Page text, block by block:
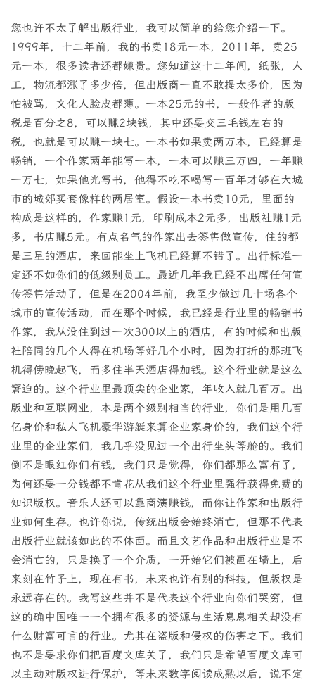
您也许不太了解出版行业，我可以简单的给您介绍一下。
1999年，十二年前，我的书卖18元一本，2011年，卖25
元一本，很多读者还都嫌贵。您知道这十二年间，纸张，人
工，物流都涨了多少倍，但出版商一直不敢提太多价，因为
怕被骂，文化人脸皮都薄。一本25元的书，一般作者的版
税是百分之8，可以赚2块钱，其中还要交三毛钱左右的
税，也就是可以赚一块七。一本书如果卖两万本，已经算是
畅销，一个作家两年能写一本，一本可以赚三万四，一年赚
一万七，如果他光写书，他得不吃不喝写一百年才够在大城
市的城郊买套像样的两居室。假设一本书卖10元，里面的
构成是这样的，作家赚1元，印刷成本2元多，出版社赚1元
多，书店赚5元。有点名气的作家出去签售做宣传，住的都
是三星的酒店，来回能坐上飞机已经算不错了。出行标准一
定还不如你们的低级别员工。最近几年我已经不出席任何宣
传签售活动了，但是在2004年前，我至少做过几十场各个
城市的宣传活动，而在那个时候，我已经是行业里的畅销书
作家，我从没住到过一次300以上的酒店，有的时候和出版
社陪同的几个人得在机场等好几个小时，因为打折的那班飞
机得傍晚起飞，而多住半天酒店得加钱。这个行业就是这么
窘迫的。这个行业里最顶尖的企业家，年收入就几百万。出
版业和互联网业，本是两个级别相当的行业，你们是用几百
亿身价和私人飞机豪华游艇来算企业家身价的，我们这个行
业里的企业家们，我几乎没见过一个出行坐头等舱的。我们
倒不是眼红你们有钱，我们只是觉得，你们都那么富有了，
为何还要一分钱都不肯花从我们这个行业里强行获得免费的
知识版权。音乐人还可以靠商演赚钱，而你让作家和出版行
业如何生存。也许你说，传统出版会始终消亡，但那不代表
出版行业就该如此的不体面。而且文艺作品和出版行业是不
会消亡的，只是换了一个介质，一开始它们被画在墙上，后
来刻在竹子上，现在有书，未来也许有别的科技，但版权是
永远存在的。我写这些并不是代表这个行业向你们哭穷，但
这的确中国唯一一个拥有很多的资源与生活息息相关却没有
什么财富可言的行业。尤其在盗版和侵权的伤害之下。我们
也不是要求你们把百度文库关了，我们只是希望百度文库可
以主动对版权进行保护，等未来数字阅读成熟以后，说不定